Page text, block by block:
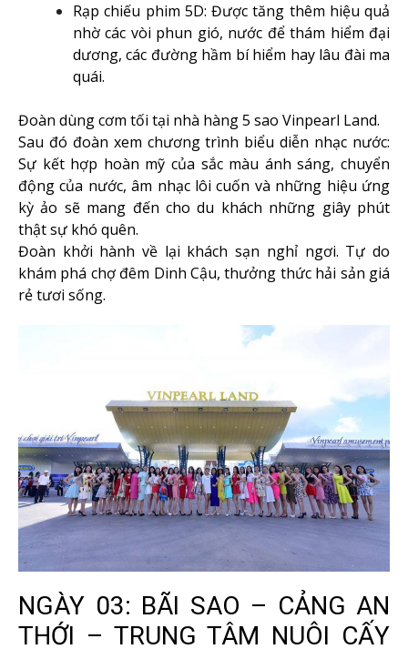
Rạp chiếu phim 5D: Được tăng thêm hiệu quả
nhờ các vòi phun gió, nước để thám hiểm đại
dương, các đường hầm bí hiểm hay lâu đài ma
quái.
Đoàn dùng cơm tối tại nhà hàng 5 sao Vinpearl Land.
Sau đó đoàn xem chương trình biểu diễn nhạc nước:
Sự kết hợp hoàn mỹ của sắc màu ánh sáng, chuyển
động của nước, âm nhạc lôi cuốn và những hiệu ứng
kỳ ảo sẽ mang đến cho du khách những giây phút
thật sự khó quên.
Đoàn khởi hành về lại khách sạn nghỉ ngơi. Tự do
khám phá chợ đêm Dinh Cậu, thưởng thức hải sản giá
rẻ tươi sống.
NGÀY 03: BÃI SAO – CẢNG AN
THỚI – TRUNG TÂM NUÔI CẤY